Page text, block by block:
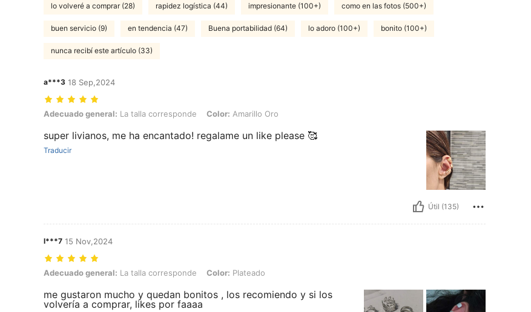
lo volveré a comprar (28) rapidez logística (44) impresionante (100+) como en las fotos (500+)
buen servicio (9) en tendencia (47) Buena portabilidad (64) lo adoro (100+) bonito (100+)
nunca recibí este artículo (33)
a***3 18 Sep,2024
Adecuado general: La talla corresponde, Color: Amarillo Oro
Adecuado general: La talla corresponde Color: Amarillo Oro
super livianos, me ha encantado! regalame un like please 🥰
Traducir
Útil (135)
l***7 15 Nov,2024
Adecuado general: La talla corresponde, Color: Plateado
Adecuado general: La talla corresponde Color: Plateado
me gustaron mucho y quedan bonitos , los recomiendo y si los
volvería a comprar, likes por faaaa